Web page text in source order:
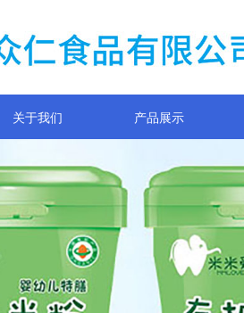
关于我们 产品展示